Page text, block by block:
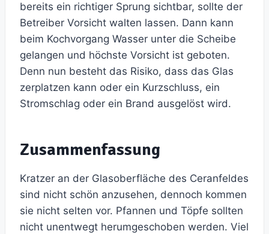
bereits ein richtiger Sprung sichtbar, sollte der
Betreiber Vorsicht walten lassen. Dann kann
beim Kochvorgang Wasser unter die Scheibe
gelangen und höchste Vorsicht ist geboten.
Denn nun besteht das Risiko, dass das Glas
zerplatzen kann oder ein Kurzschluss, ein
Stromschlag oder ein Brand ausgelöst wird.
Zusammenfassung
Kratzer an der Glasoberfläche des Ceranfeldes
sind nicht schön anzusehen, dennoch kommen
sie nicht selten vor. Pfannen und Töpfe sollten
nicht unentwegt herumgeschoben werden. Viel